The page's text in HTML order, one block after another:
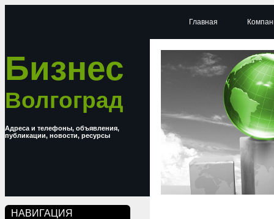
Бизнес
Волгоград
Адреса и телефоны, объявления,
публикации, новости, ресурсы
НАВИГАЦИЯ
Главная